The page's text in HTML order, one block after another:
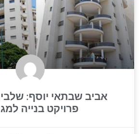
אביב שבתאי יוסף:
פרויקט בנייה